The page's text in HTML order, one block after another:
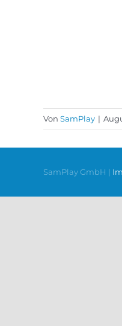
Von SamPlay |
SamPlay GmbH |